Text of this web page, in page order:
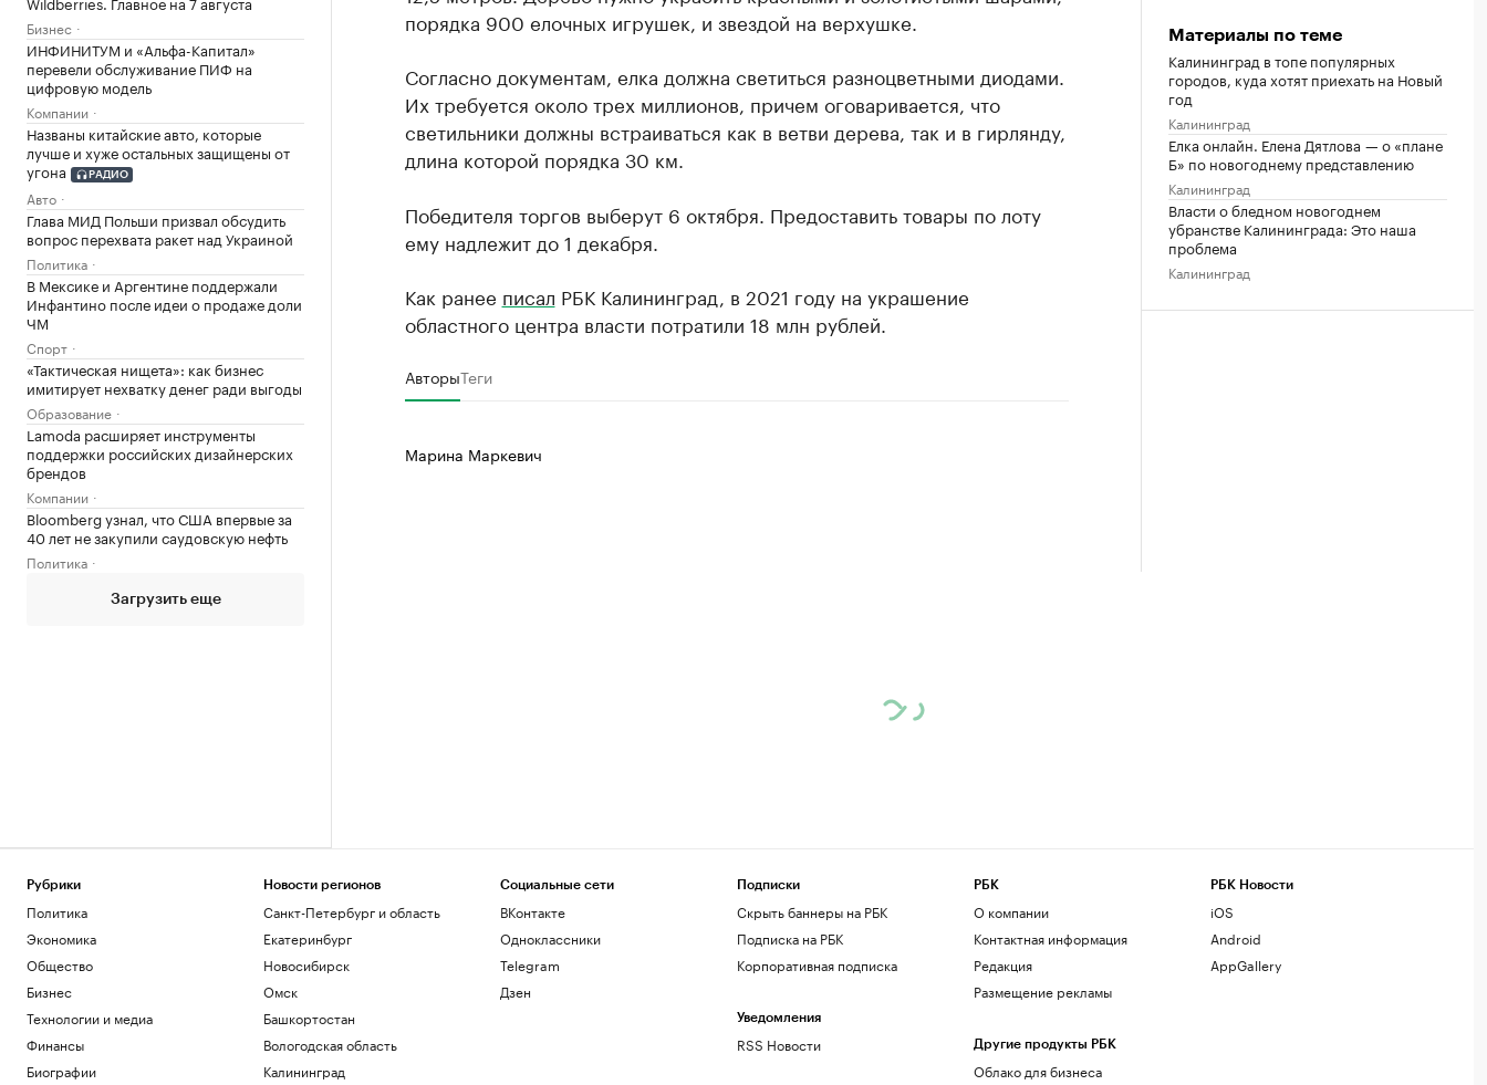
Бизнес
ИНФИНИТУМ и «Альфа-Капитал»
перевели обслуживание ПИФ на
цифровую модель
Компании
Названы китайские авто, которые
лучше и хуже остальных защищены от
угона
РАДИО
Авто
Глава МИД Польши призвал обсудить
вопрос перехвата ракет над Украиной
Политика
В Мексике и Аргентине поддержали
Инфантино после идеи о продаже доли
ЧМ
Спорт
«Тактическая нищета»: как бизнес
имитирует нехватку денег ради выгоды
Образование
Lamoda расширяет инструменты
поддержки российских дизайнерских
брендов
Компании
Bloomberg узнал, что США впервые за
40 лет не закупили саудовскую нефть
Политика
Загрузить еще
порядка 900 елочных игрушек, и звездой на верхушке.
Согласно документам, елка должна светиться разноцветными диодами.
Их требуется около трех миллионов, причем оговаривается, что
светильники должны встраиваться как в ветви дерева, так и в гирлянду,
длина которой порядка 30 км.
Победителя торгов выберут 6 октября. Предоставить товары по лоту
ему надлежит до 1 декабря.
Как ранее писал РБК Калининград, в 2021 году на украшение
областного центра власти потратили 18 млн рублей.
АвторыТеги
Марина Маркевич
Материалы по теме
Калининград в топе популярных
городов, куда хотят приехать на Новый
год
Калининград
Елка онлайн. Елена Дятлова — о «плане
Б» по новогоднему представлению
Калининград
Власти о бледном новогоднем
убранстве Калининграда: Это наша
проблема
Калининград
Рубрики
Политика
Экономика
Общество
Бизнес
Технологии и медиа
Финансы
Биографии
Новости регионов
Санкт-Петербург и область
Екатеринбург
Новосибирск
Омск
Башкортостан
Вологодская область
Калининград
Социальные сети
ВКонтакте
Одноклассники
Telegram
Дзен
Подписки
Скрыть баннеры на РБК
Подписка на РБК
Корпоративная подписка
Уведомления
RSS Новости
РБК
О компании
Контактная информация
Редакция
Размещение рекламы
Другие продукты РБК
Облако для бизнеса
РБК Новости
iOS
Android
AppGallery